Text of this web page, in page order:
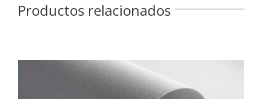
Productos relacionados